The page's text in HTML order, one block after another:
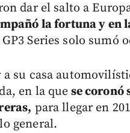
dar el salto a
la fortuna y en
Series solo sumó
su casa
en la que se coronó
para llegar en
general.